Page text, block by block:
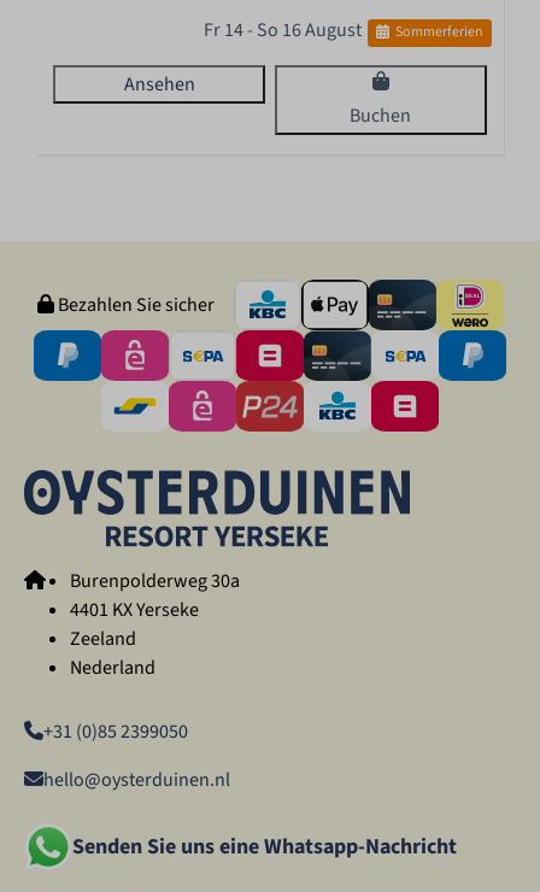
Fr 14 - So 16 August
Sommerferien
Ansehen
Buchen
Bezahlen Sie sicher
Burenpolderweg 30a
4401 KX Yerseke
Zeeland
Nederland
+31 (0)85 2399050
hello@oysterduinen.nl
Senden Sie uns eine Whatsapp-Nachricht